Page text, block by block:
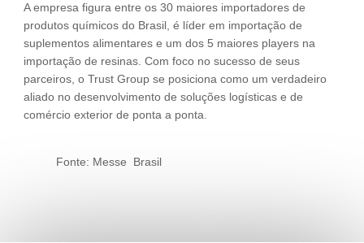
A empresa figura entre os 30 maiores importadores de
produtos químicos do Brasil, é líder em importação de
suplementos alimentares e um dos 5 maiores players na
importação de resinas. Com foco no sucesso de seus
parceiros, o Trust Group se posiciona como um verdadeiro
aliado no desenvolvimento de soluções logísticas e de
comércio exterior de ponta a ponta.
Fonte: Messe Brasil